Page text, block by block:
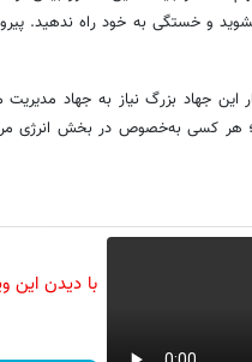
خستگی به خود راه ندهید.
این جهاد بزرگ نیاز به جهاد
هر کسی به‌خصوص در بخش انرژی
با دیدن این